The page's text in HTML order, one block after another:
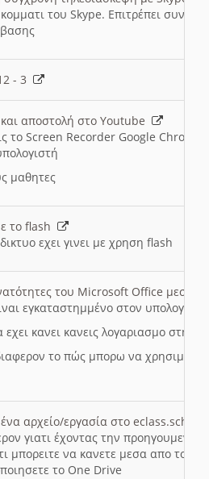
του Skype. Επιτρέπει
- 3
αποστολή στο Youtube
το Screen Recorder Google Chrome
μαθητες
το flash
εχει γινει με χρηση flash
του Microsoft Office μεσω
εγκαταστημμένο στον
εχει κανει κανεις λογαριασμο στη
το πώς μπορω να
αρχείο/εργασία στο eclass.sch.gr
γιατι έχοντας την
μπορειτε να κανετε μεσα απο το
το One Drive